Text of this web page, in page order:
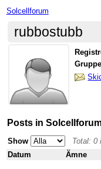
Solcellforum
rubbostubb
Posts in
Show
Total: 0
Datum
Ämne